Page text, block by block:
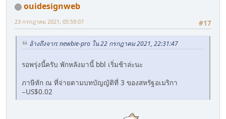
ouidesignweb
#17
23 กรกฎาคม 2021, 05:59:07
อ้างถึงจาก: newbie-pro ใน 22 กรกฎาคม 2021, 22:31:47
รอพรุ่งนี้ครับ พักหลังมานี้ bbl เริ่มช้าล่ะนะ
ภาษีหัก ณ ที่จ่ายตามบทบัญญัติที่ 3 ของสหรัฐอเมริกา
−US$0.02